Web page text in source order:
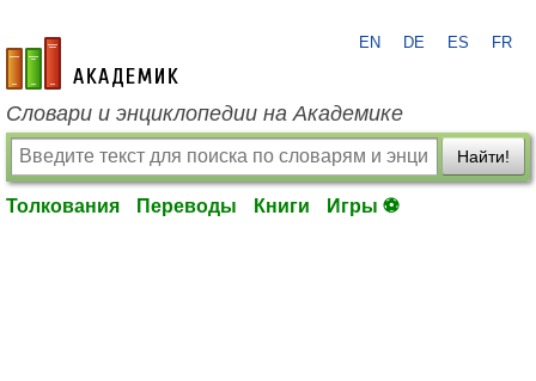
academic.ru
EN DE ES FR
Словари и энциклопедии на Академике
Найти!
Толкования Переводы Книги Игры ⚽